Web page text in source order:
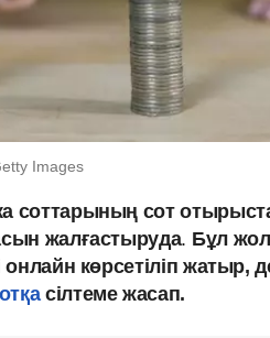
Images
соттарының сот
жалғастыруда. Бұл
онлайн көрсетіліп жатыр,
сілтеме жасап.